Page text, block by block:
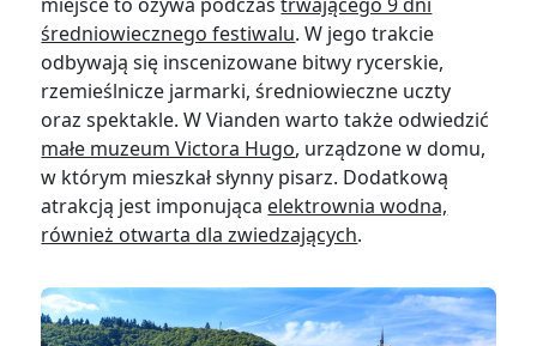
średniowiecznego festiwalu. W jego trakcie
odbywają się inscenizowane bitwy rycerskie,
rzemieślnicze jarmarki, średniowieczne uczty
oraz spektakle. W Vianden warto także odwiedzić
małe muzeum Victora Hugo, urządzone w domu,
w którym mieszkał słynny pisarz. Dodatkową
atrakcją jest imponująca elektrownia wodna,
również otwarta dla zwiedzających.